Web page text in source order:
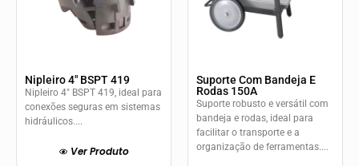
Nipleiro 4″ BSPT 419
Nipleiro 4" BSPT 419, ideal para
conexões seguras em sistemas
hidráulicos....
Ver Produto
Suporte Com Bandeja E
Rodas 150A
Suporte robusto e versátil com
bandeja e rodas, ideal para
facilitar o transporte e a
organização de ferramentas....